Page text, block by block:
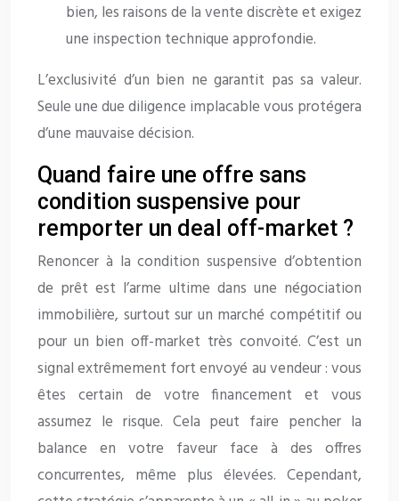
bien, les raisons de la vente discrète et exigez
une inspection technique approfondie.
L’exclusivité d’un bien ne garantit pas sa valeur.
Seule une due diligence implacable vous protégera
d’une mauvaise décision.
Quand faire une offre sans
condition suspensive pour
remporter un deal off-market ?
Renoncer à la condition suspensive d’obtention
de prêt est l’arme ultime dans une négociation
immobilière, surtout sur un marché compétitif ou
pour un bien off-market très convoité. C’est un
signal extrêmement fort envoyé au vendeur : vous
êtes certain de votre financement et vous
assumez le risque. Cela peut faire pencher la
balance en votre faveur face à des offres
concurrentes, même plus élevées. Cependant,